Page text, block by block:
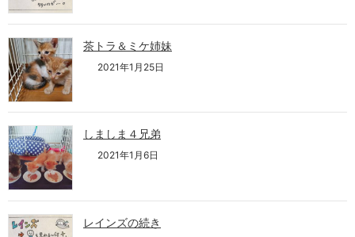
茶トラ＆ミケ姉妹
2021年1月25日
しましま４兄弟
2021年1月6日
レインズの続き